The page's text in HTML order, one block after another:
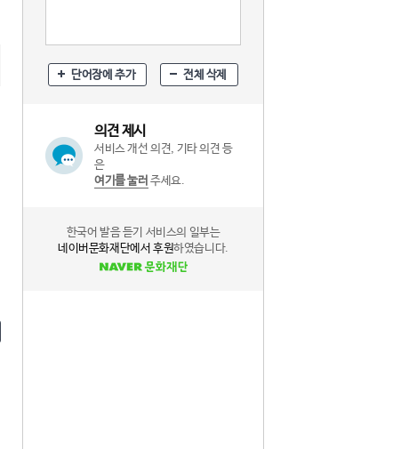
단어장에 추가 전체 삭제
의견 제시
서비스 개선 의견, 기타 의견 등
은
여기를 눌러 주세요.
한국어 발음 듣기 서비스의 일부는
네이버문화재단에서 후원하였습니다.